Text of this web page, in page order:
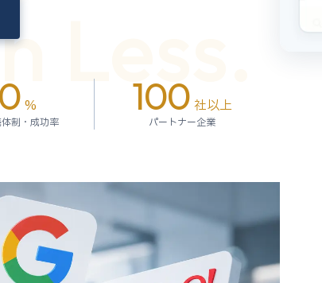
%
制・成功率
100 社以上
パートナー企業